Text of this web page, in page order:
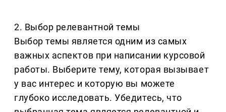
2. Выбор релевантной темы
Выбор темы является одним из самых
важных аспектов при написании курсовой
работы. Выберите тему, которая вызывает
у вас интерес и которую вы можете
глубоко исследовать. Убедитесь, что